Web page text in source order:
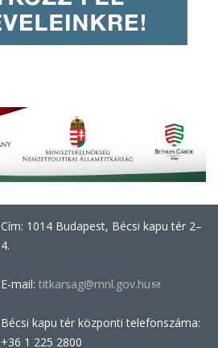
Cím: 1014 Budapest, Bécsi kapu tér 2–
4.
E-mail: titkarsag@mnl.gov.hu(link
e-
Bécsi kapu tér központi telefonszáma:
+36 1 225 2800